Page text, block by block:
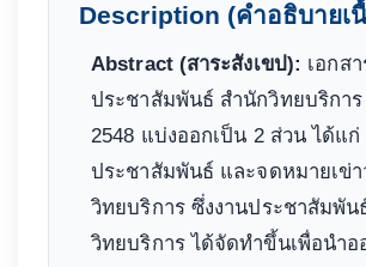
Description (คำอธิบายเ
Abstract (สาระสังเขป): เอกส
ประชาสัมพันธ์ สำนักวิทยบริกา
2548 แบ่งออกเป็น 2 ส่วน ได้แก่
ประชาสัมพันธ์ และจดหมายเข่า
วิทยบริการ ซึ่งงานประชาสัมพัน
วิทยบริการ ได้จัดทำขึ้นเพื่อนำอ